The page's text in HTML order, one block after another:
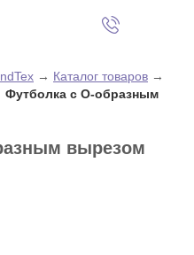
→ Каталог товаров →
Футболка с О-образным
вырезом